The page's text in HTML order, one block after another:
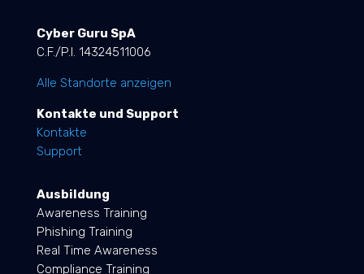
Cyber Guru SpA
C.F./P.I. 14324511006
Alle Standorte anzeigen
Kontakte und Support
Kontakte
Support
Ausbildung
Awareness Training
Phishing Training
Real Time Awareness
Compliance Training